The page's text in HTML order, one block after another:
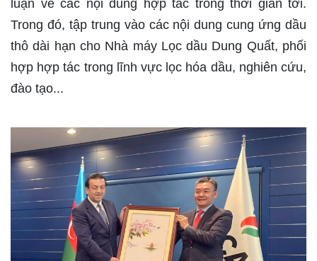
luận về các nội dung hợp tác trong thời gian tới.
Trong đó, tập trung vào các nội dung cung ứng dầu
thô dài hạn cho Nhà máy Lọc dầu Dung Quất, phối
hợp hợp tác trong lĩnh vực lọc hóa dầu, nghiên cứu,
đào tạo...